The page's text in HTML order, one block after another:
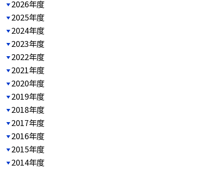
2026年度
2025年度
2024年度
2023年度
2022年度
2021年度
2020年度
2019年度
2018年度
2017年度
2016年度
2015年度
2014年度